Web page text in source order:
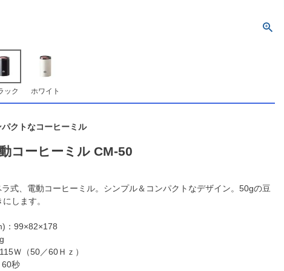
ック ホワイト
クトなコーヒーミル
コーヒーミル CM-50
式、電動コーヒーミル。シンプル＆コンパクトなデザイン。50gの豆
します。
：99×82×178
Ｗ（50／60Ｈｚ）
60秒